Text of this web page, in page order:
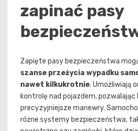
zapinać pasy
Zapięte pasy bezpieczeństwa
szanse przeżycia wypadku
nawet kilkukrotnie. Umożliwiają
kontrolę nad pojazdem, pozwalając
precyzyjniejsze manewry.
różne systemy bezpieczeństwa,